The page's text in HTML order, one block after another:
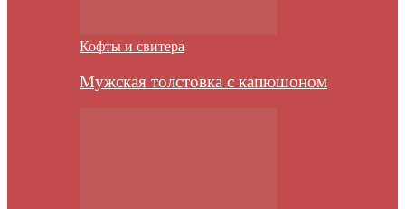
Кофты и свитера
Мужская толстовка с капюшоном